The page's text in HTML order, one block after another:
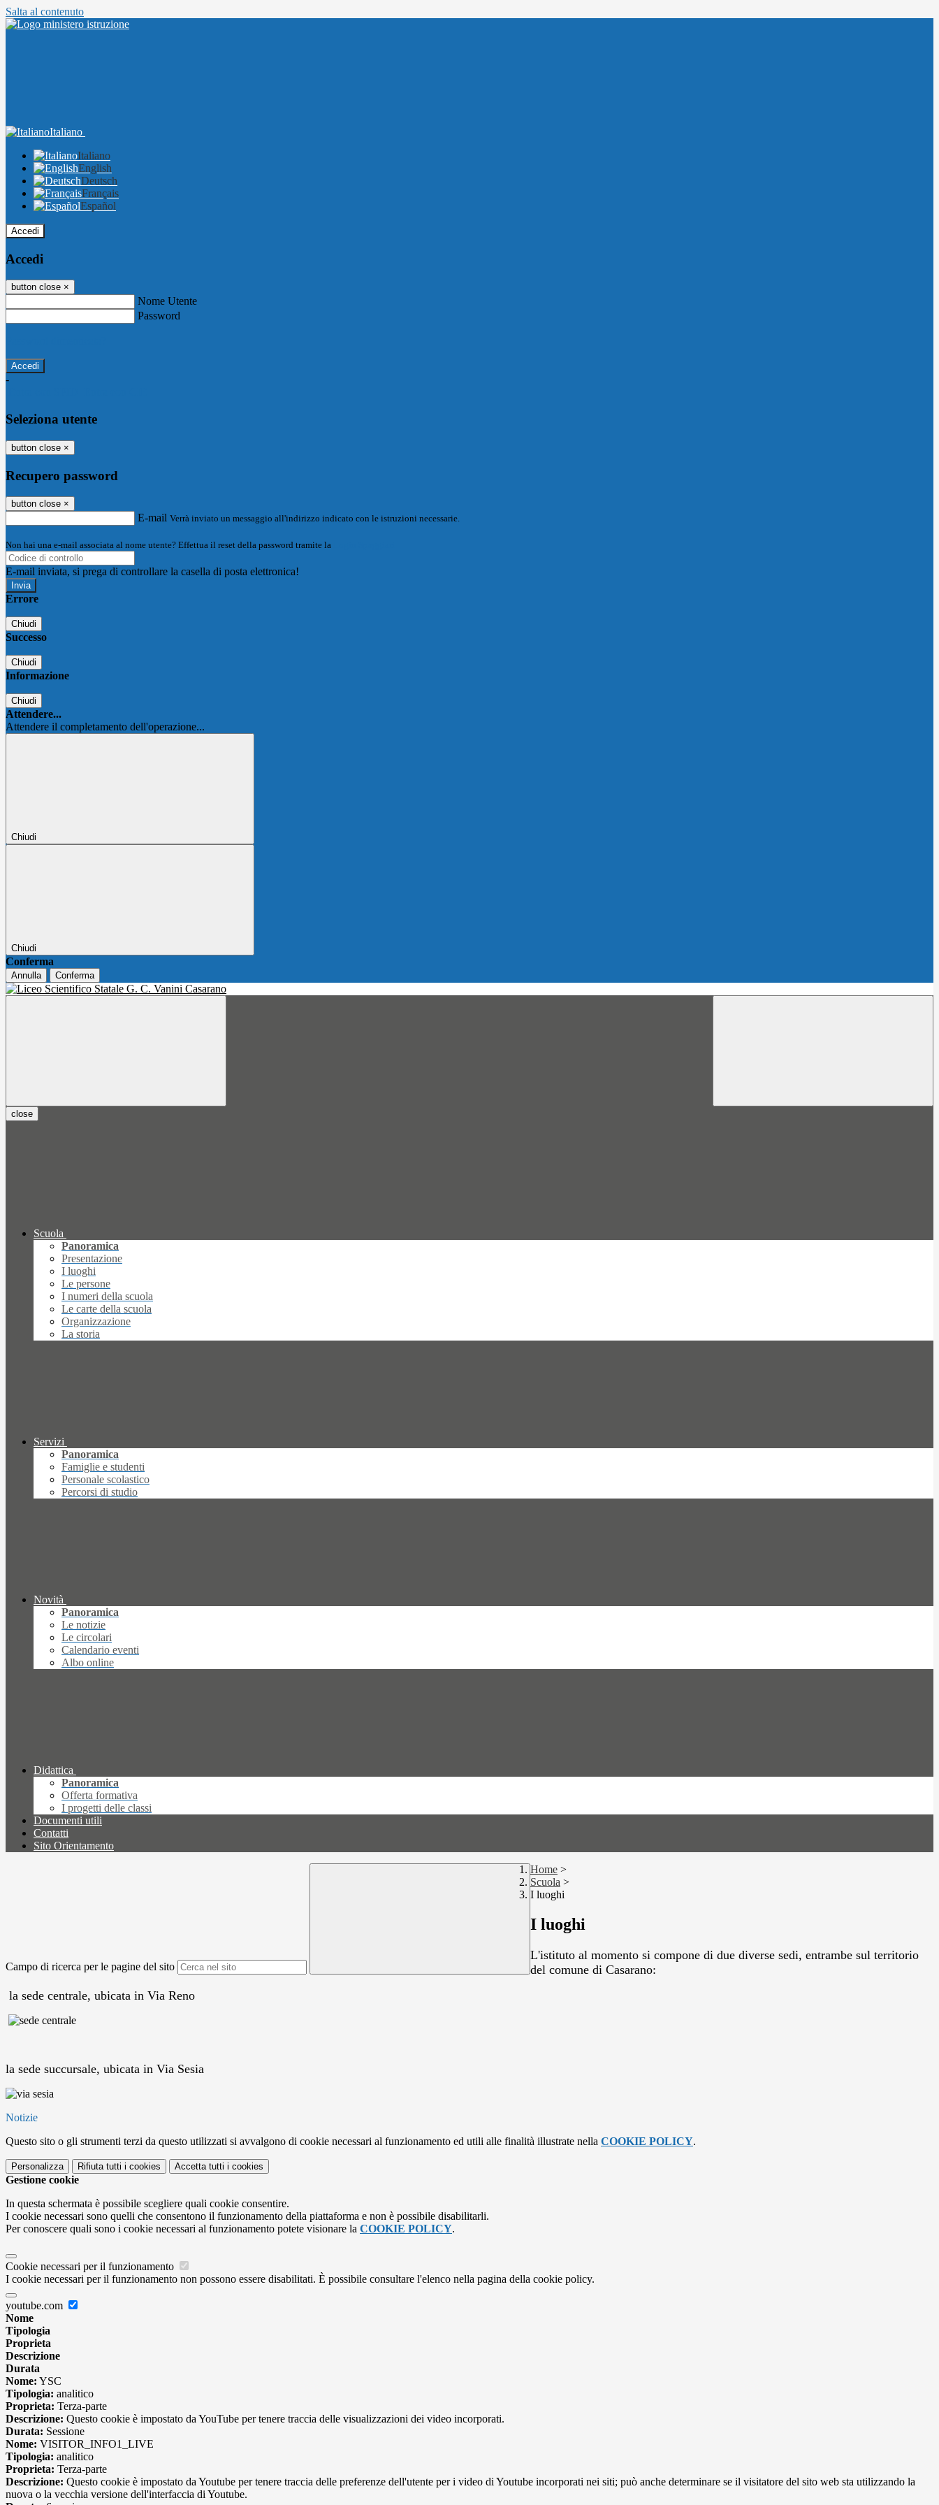
Salta al contenuto
Italiano
Italiano
English
Deutsch
Français
Español
Accedi
Accedi
button close ×
Nome Utente
Password
-
Seleziona utente
button close ×
Recupero password
button close ×
E-mail Verrà inviato un messaggio all'indirizzo indicato con le istruzioni necessarie.
Non hai una e-mail associata al nome utente? Effettua il reset della password tramite la
E-mail inviata, si prega di controllare la casella di posta elettronica!
Errore
Chiudi
Successo
Chiudi
Informazione
Chiudi
Attendere...
Attendere il completamento dell'operazione...
Chiudi
Chiudi
Conferma
Annulla Conferma
close
Scuola
Panoramica
Presentazione
I luoghi
Le persone
I numeri della scuola
Le carte della scuola
Organizzazione
La storia
Servizi
Panoramica
Famiglie e studenti
Personale scolastico
Percorsi di studio
Novità
Panoramica
Le notizie
Le circolari
Calendario eventi
Albo online
Didattica
Panoramica
Offerta formativa
I progetti delle classi
Documenti utili
Contatti
Sito Orientamento
Campo di ricerca per le pagine del sito
Home >
Scuola >
I luoghi
I luoghi
L'istituto al momento si compone di due diverse sedi, entrambe sul territorio
del comune di Casarano:
la sede centrale, ubicata in Via Reno
la sede succursale, ubicata in Via Sesia
Notizie
Questo sito o gli strumenti terzi da questo utilizzati si avvalgono di cookie necessari al funzionamento ed utili alle finalità illustrate nella COOKIE POLICY.
Personalizza Rifiuta tutti i cookies Accetta tutti i cookies
Gestione cookie
In questa schermata è possibile scegliere quali cookie consentire.
I cookie necessari sono quelli che consentono il funzionamento della piattaforma e non è possibile disabilitarli.
Per conoscere quali sono i cookie necessari al funzionamento potete visionare la COOKIE POLICY.
Cookie necessari per il funzionamento
I cookie necessari per il funzionamento non possono essere disabilitati. È possibile consultare l'elenco nella pagina della cookie policy.
youtube.com
Nome
Tipologia
Proprieta
Descrizione
Durata
Nome: YSC
Tipologia: analitico
Proprieta: Terza-parte
Descrizione: Questo cookie è impostato da YouTube per tenere traccia delle visualizzazioni dei video incorporati.
Durata: Sessione
Nome: VISITOR_INFO1_LIVE
Tipologia: analitico
Proprieta: Terza-parte
Descrizione: Questo cookie è impostato da Youtube per tenere traccia delle preferenze dell'utente per i video di Youtube incorporati nei siti; può anche determinare se il visitatore del sito web sta utilizzando la
nuova o la vecchia versione dell'interfaccia di Youtube.